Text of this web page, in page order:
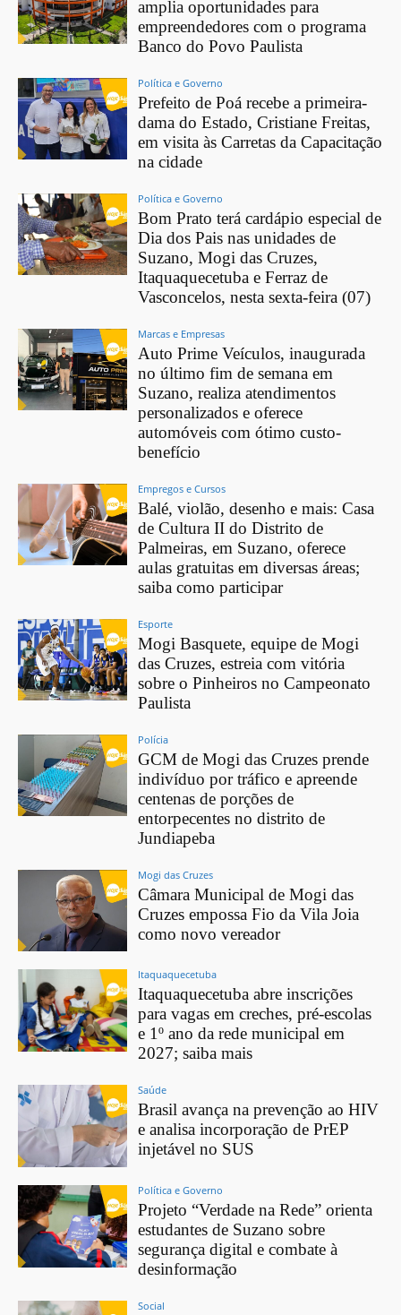
amplia oportunidades para
empreendedores com o programa
Banco do Povo Paulista
Política e Governo
Prefeito de Poá recebe a primeira-
dama do Estado, Cristiane Freitas,
em visita às Carretas da Capacitação
na cidade
Política e Governo
Bom Prato terá cardápio especial de
Dia dos Pais nas unidades de
Suzano, Mogi das Cruzes,
Itaquaquecetuba e Ferraz de
Vasconcelos, nesta sexta-feira (07)
Marcas e Empresas
Auto Prime Veículos, inaugurada
no último fim de semana em
Suzano, realiza atendimentos
personalizados e oferece
automóveis com ótimo custo-
benefício
Empregos e Cursos
Balé, violão, desenho e mais: Casa
de Cultura II do Distrito de
Palmeiras, em Suzano, oferece
aulas gratuitas em diversas áreas;
saiba como participar
Esporte
Mogi Basquete, equipe de Mogi
das Cruzes, estreia com vitória
sobre o Pinheiros no Campeonato
Paulista
Polícia
GCM de Mogi das Cruzes prende
indivíduo por tráfico e apreende
centenas de porções de
entorpecentes no distrito de
Jundiapeba
Mogi das Cruzes
Câmara Municipal de Mogi das
Cruzes empossa Fio da Vila Joia
como novo vereador
Itaquaquecetuba
Itaquaquecetuba abre inscrições
para vagas em creches, pré-escolas
e 1º ano da rede municipal em
2027; saiba mais
Saúde
Brasil avança na prevenção ao HIV
e analisa incorporação de PrEP
injetável no SUS
Política e Governo
Projeto “Verdade na Rede” orienta
estudantes de Suzano sobre
segurança digital e combate à
desinformação
Social